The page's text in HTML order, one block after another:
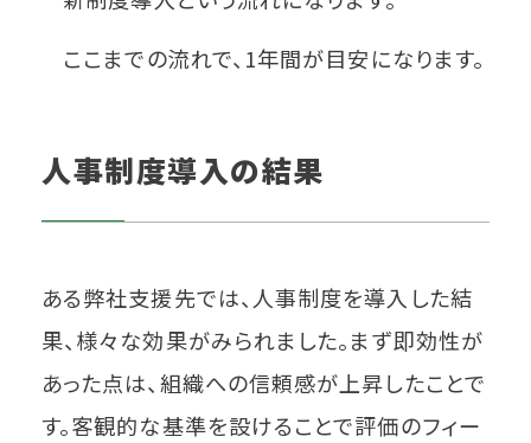
ここまでの流れで、1年間が目安になります。
人事制度導入の結果
ある弊社支援先では、人事制度を導入した結
果、様々な効果がみられました。まず即効性が
あった点は、組織への信頼感が上昇したことで
す。客観的な基準を設けることで評価のフィー